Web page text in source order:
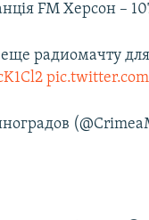
FM Херсон –
еще радиомачту